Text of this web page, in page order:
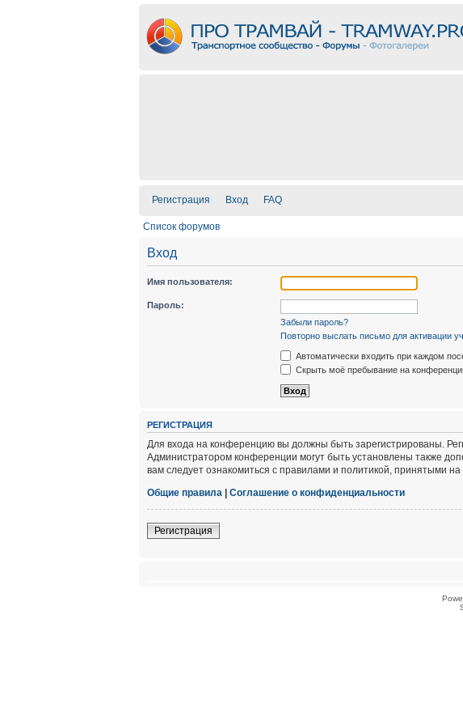
Регистрация Вход FAQ
Список форумов
Вход
Имя пользователя:
Пароль:
Забыли пароль?
Повторно выслать письмо для активации
Автоматически входить при каждом
Скрыть моё пребывание на
РЕГИСТРАЦИЯ
Для входа на конференцию вы должны быть зарегистрированы.
Администратором конференции могут быть установлены также
вам следует ознакомиться с правилами и политикой, принятыми
Общие правила | Соглашение о конфиденциальности
Регистрация